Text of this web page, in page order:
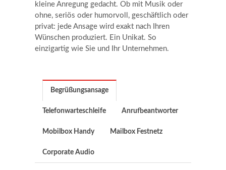
kleine Anregung gedacht. Ob mit Musik oder
ohne, seriös oder humorvoll, geschäftlich oder
privat: jede Ansage wird exakt nach Ihren
Wünschen produziert. Ein Unikat. So
einzigartig wie Sie und Ihr Unternehmen.
Begrüßungsansage
Telefonwarteschleife Anrufbeantworter
Mobilbox Handy Mailbox Festnetz
Corporate Audio